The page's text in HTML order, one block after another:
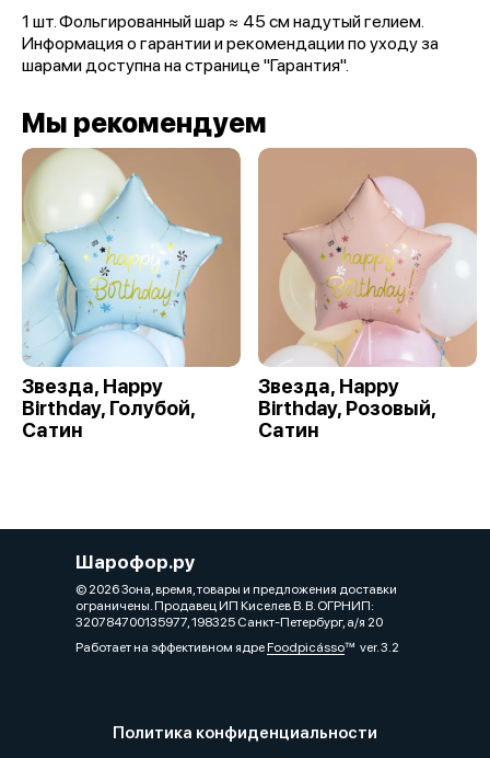
1 шт. Фольгированный шар ≈ 45 см надутый гелием.
Информация о гарантии и рекомендации по уходу за
шарами доступна на странице "Гарантия".
Мы рекомендуем
Звезда, Happy
Birthday, Голубой,
Сатин
Звезда, Happy
Birthday, Розовый,
Сатин
Шарофор.ру
© 2026 Зона, время, товары и предложения доставки
ограничены. Продавец ИП Киселев В. В. ОГРНИП:
320784700135977, 198325 Санкт-Петербург, а/я 20
Работает на эффективном ядреFoodpicássover. 3.2
Политика конфиденциальности